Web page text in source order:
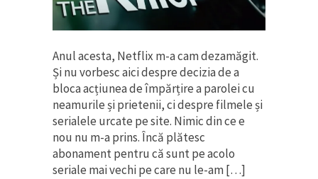
Anul acesta, Netflix m-a cam dezamăgit.
Și nu vorbesc aici despre decizia de a
bloca acțiunea de împărțire a parolei cu
neamurile și prietenii, ci despre filmele și
serialele urcate pe site. Nimic din ce e
nou nu m-a prins. Încă plătesc
abonament pentru că sunt pe acolo
seriale mai vechi pe care nu le-am […]